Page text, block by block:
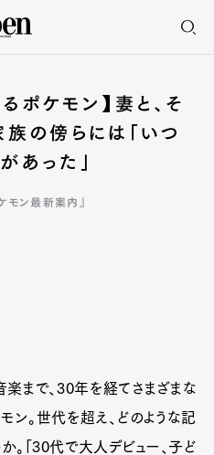
ポケモン】妻と、そ
族の傍らには「いつ
あった」
モン最新案内』
楽まで、30年を経てさまざまな
ン。世代を超え、どのような記
。「30代で大人デビュー、子ど